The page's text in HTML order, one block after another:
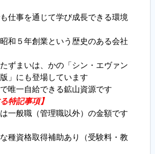
仕事を通じて学び成長できる環境
和５年創業という歴史のある会社
ずまいは、かの「シン・エヴァン
」にも登場しています
唯一自給できる鉱山資源です
特記事項】
一般職（管理職以外）の金額です
種資格取得補助あり（受験料・教